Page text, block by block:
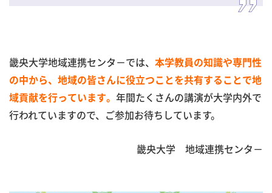
畿央大学地域連携センタ－では、
本学教員の知識や専門性
の中から、地域の皆さんに役立つことを共有することで地
域貢献を行っています。 年間たくさんの講演が大学内外で
行われていますので、ご参加お待ちしています。
畿央大学 地域連携センタ－